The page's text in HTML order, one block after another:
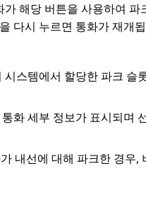
해당 버튼을 사용하여 파
다시 누르면 통화가 재개
스템에서 할당한 파크 슬
화 세부 정보가 표시되며
내선에 대해 파크한 경우,